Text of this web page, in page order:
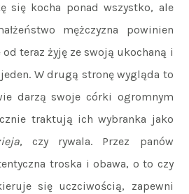
się kocha ponad wszystko, ale
mężczyzna powinien
teraz żyję ze swoją ukochaną i
W drugą stronę wygląda to
darzą swoje córki ogromnym
traktują ich wybranka jako
, czy rywala. Przez panów
troska i obawa, o to czy
się uczciwością, zapewni